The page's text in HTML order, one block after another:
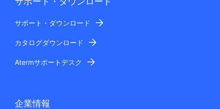
サポート・ダウンロード
カタログダウンロード
Atermサポートデスク
企業情報